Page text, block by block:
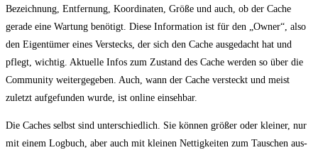
Bezeich­nung, Ent­fer­nung, Koor­di­na­ten, Grö­ße und auch, ob der Cache
gera­de eine War­tung benö­tigt. Die­se Infor­ma­ti­on ist für den „Owner“, also
den Eigen­tü­mer eines Ver­stecks, der sich den Cache aus­ge­dacht hat und
pflegt, wich­tig. Aktu­el­le Infos zum Zustand des Cache wer­den so über die
Com­mu­ni­ty wei­ter­ge­ge­ben. Auch, wann der Cache ver­steckt und meist
zuletzt auf­ge­fun­den wur­de, ist online einsehbar.
Die Caches selbst sind unter­schied­lich. Sie kön­nen grö­ßer oder klei­ner, nur
mit einem Log­buch, aber auch mit klei­nen Net­tig­kei­ten zum Tau­schen aus­